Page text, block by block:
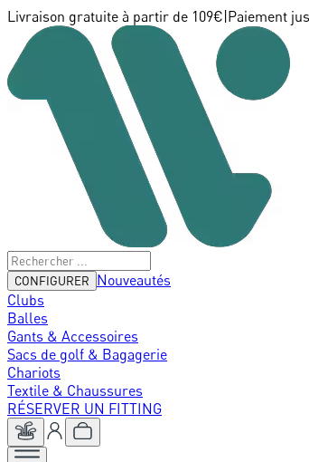
Livraison gratuite à partir de 109€ Paiement
CONFIGURER
Nouveautés
Clubs
Balles
Gants & Accessoires
Sacs de golf & Bagagerie
Chariots
Textile & Chaussures
RÉSERVER UN FITTING